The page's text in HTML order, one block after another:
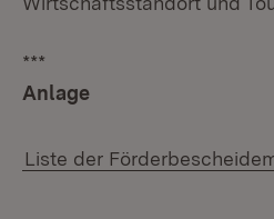
***
Anlage
Liste der